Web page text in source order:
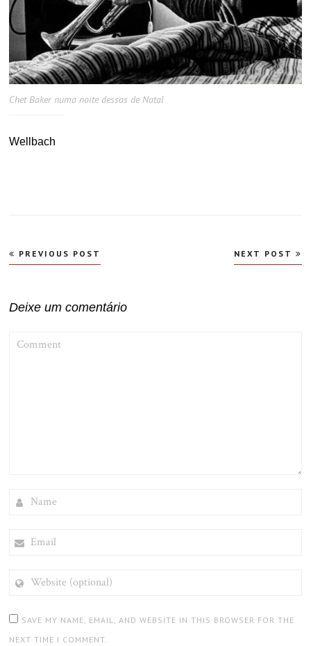
Chet Baker numa noite dessas de Natal
Wellbach
Navegação
de
PREVIOUS POST NEXT POST
Deixe um comentário
(OPTIONAL)
SAVE MY NAME, EMAIL, AND WEBSITE IN THIS BROWSER FOR THE
NEXT TIME I COMMENT.